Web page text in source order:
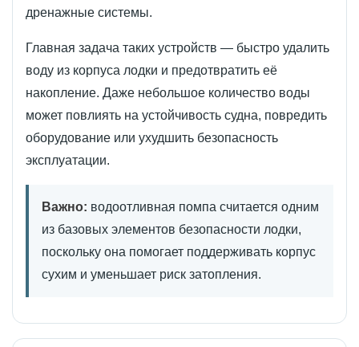
дренажные системы.
Главная задача таких устройств — быстро удалить
воду из корпуса лодки и предотвратить её
накопление. Даже небольшое количество воды
может повлиять на устойчивость судна, повредить
оборудование или ухудшить безопасность
эксплуатации.
Важно: водоотливная помпа считается одним
из базовых элементов безопасности лодки,
поскольку она помогает поддерживать корпус
сухим и уменьшает риск затопления.